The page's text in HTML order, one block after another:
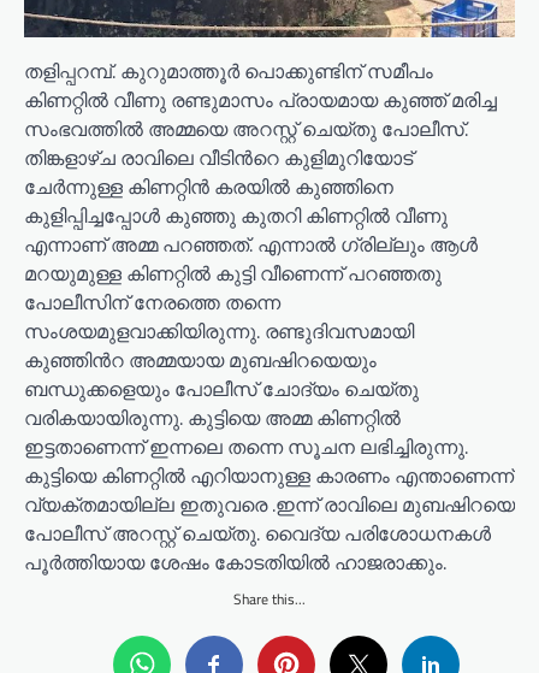
തളിപ്പറമ്പ്. കുറുമാത്തൂർ പൊക്കുണ്ടിന് സമീപം
കിണറ്റിൽ വീണു രണ്ടുമാസം പ്രായമായ കുഞ്ഞ് മരിച്ച
സംഭവത്തിൽ അമ്മയെ അറസ്റ്റ് ചെയ്തു പോലീസ്.
തിങ്കളാഴ്ച രാവിലെ വീടിൻറെ കുളിമുറിയോട്
ചേർന്നുള്ള കിണറ്റിൻ കരയിൽ കുഞ്ഞിനെ
കുളിപ്പിച്ചപ്പോൾ കുഞ്ഞു കുതറി കിണറ്റിൽ വീണു
എന്നാണ് അമ്മ പറഞ്ഞത്. എന്നാൽ ഗ്രില്ലും ആൾ
മറയുമുള്ള കിണറ്റിൽ കുട്ടി വീണെന്ന് പറഞ്ഞതു
പോലീസിന് നേരത്തെ തന്നെ
സംശയമുളവാക്കിയിരുന്നു. രണ്ടുദിവസമായി
കുഞ്ഞിൻറ അമ്മയായ മുബഷിറയെയും
ബന്ധുക്കളെയും പോലീസ് ചോദ്യം ചെയ്തു
വരികയായിരുന്നു. കുട്ടിയെ അമ്മ കിണറ്റിൽ
ഇട്ടതാണെന്ന് ഇന്നലെ തന്നെ സൂചന ലഭിച്ചിരുന്നു.
കുട്ടിയെ കിണറ്റിൽ എറിയാനുള്ള കാരണം എന്താണെന്ന്
വ്യക്തമായില്ല ഇതുവരെ .ഇന്ന് രാവിലെ മുബഷിറയെ
പോലീസ് അറസ്റ്റ് ചെയ്തു. വൈദ്യ പരിശോധനകൾ
പൂർത്തിയായ ശേഷം കോടതിയിൽ ഹാജരാക്കും.
Share this...